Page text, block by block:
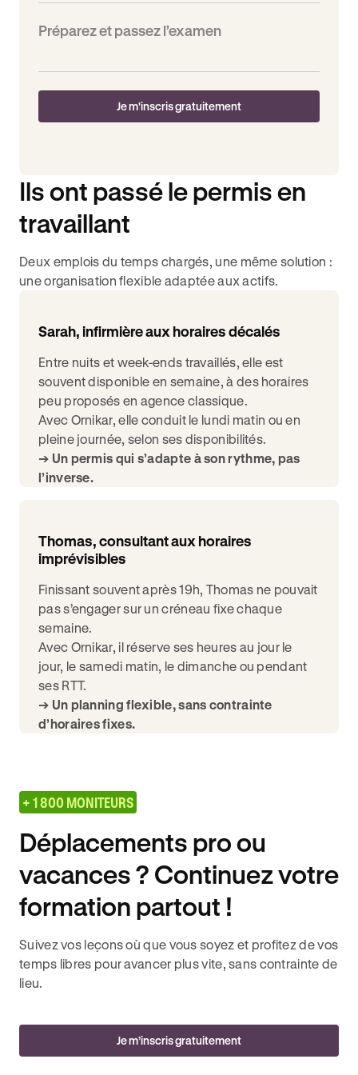
Préparez et passez l’examen
Je m'inscris gratuitement
Ils ont passé le permis en
travaillant
Deux emplois du temps chargés, une même solution :
une organisation flexible adaptée aux actifs.
Sarah, infirmière aux horaires décalés
Entre nuits et week-ends travaillés, elle est
souvent disponible en semaine, à des horaires
peu proposés en agence classique.
Avec Ornikar, elle conduit le lundi matin ou en
pleine journée, selon ses disponibilités.
➔ Un permis qui s’adapte à son rythme, pas
l’inverse.
Thomas, consultant aux horaires
imprévisibles
Finissant souvent après 19h, Thomas ne pouvait
pas s’engager sur un créneau fixe chaque
semaine.
Avec Ornikar, il réserve ses heures au jour le
jour, le samedi matin, le dimanche ou pendant
ses RTT.
➔ Un planning flexible, sans contrainte
d’horaires fixes.
+ 1 800 MONITEURS
Déplacements pro ou
vacances ? Continuez votre
formation partout !
Suivez vos leçons où que vous soyez et profitez de vos
temps libres pour avancer plus vite, sans contrainte de
lieu.
Je m’inscris gratuitement